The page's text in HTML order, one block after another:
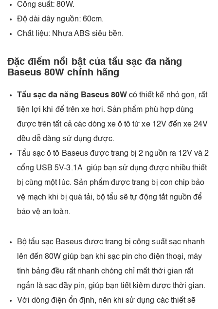
Công suất: 80W.
Độ dài dây nguồn: 60cm.
Chất liệu: Nhựa ABS siêu bền.
Đặc điểm nổi bật của tẩu sạc đa năng
Baseus 80W chính hãng
Tẩu sạc đa năng Baseus 80W có thiết kế nhỏ gọn, rất
tiện lợi khi để trên xe hơi. Sản phẩm phù hợp dùng
được trên tất cả các dòng xe ô tô từ xe 12V đến xe 24V
đều dễ dàng sử dụng được.
Tẩu sạc ô tô Baseus được trang bị 2 nguồn ra 12V và 2
cổng USB 5V-3.1A giúp bạn sử dụng được nhiều thiết
bị cùng một lúc. Sản phẩm được trang bị con chip bảo
vệ mạch khi bị quá tải, bộ tẩu sẽ tự động tắt nguồn để
bảo vệ an toàn.
Bộ tẩu sạc Baseus được trang bị công suất sạc nhanh
lên đến 80W giúp bạn khi sạc pin cho điện thoại, máy
tính bảng đều rất nhanh chóng chỉ mất thời gian rất
ngắn là sạc đầy pin, giúp bạn tiết kiệm được thời gian.
Với dòng điện ổn định, nên khi sử dụng các thiết sẽ